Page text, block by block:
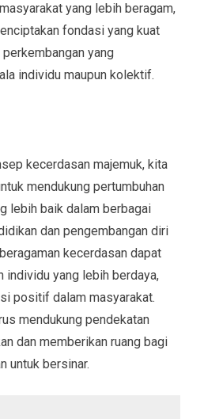
yang lebih beragam,
fondasi yang kuat
yang
individu maupun kolektif.
kecerdasan majemuk, kita
mendukung pertumbuhan
lebih baik dalam berbagai
dan pengembangan diri
kecerdasan dapat
individu yang lebih berdaya,
positif dalam masyarakat.
mendukung pendekatan
dan memberikan ruang bagi
untuk bersinar.